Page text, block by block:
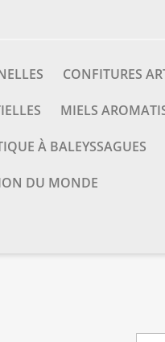
CONFITURES
MIELS
À BALEYSSAGUES
DU MONDE